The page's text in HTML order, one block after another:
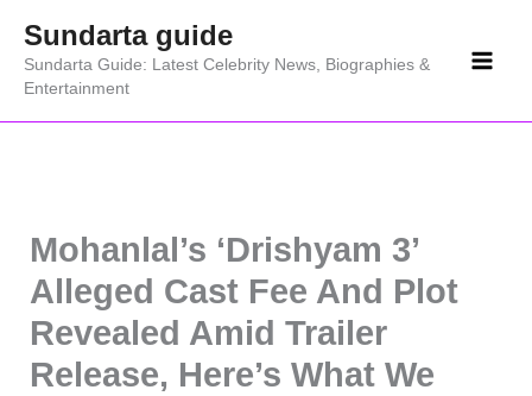
content
Sundarta guide
Sundarta Guide: Latest Celebrity News, Biographies &
Entertainment
Mohanlal’s ‘Drishyam 3’
Alleged Cast Fee And Plot
Revealed Amid Trailer
Release, Here’s What We